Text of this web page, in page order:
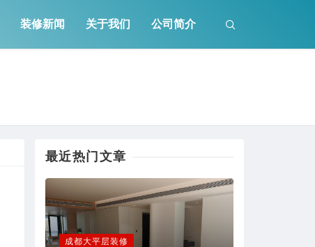
装修新闻 关于我们 公司简介
最近热门文章
成都大平层装修